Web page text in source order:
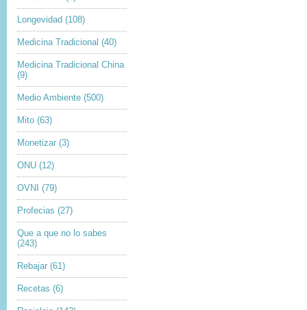
Longevidad (108)
Medicina Tradicional (40)
Medicina Tradicional China
(9)
Medio Ambiente (500)
Mito (63)
Monetizar (3)
ONU (12)
OVNI (79)
Profecias (27)
Que a que no lo sabes
(243)
Rebajar (61)
Recetas (6)